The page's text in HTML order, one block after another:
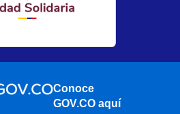
Conoce
GOV.CO aquí